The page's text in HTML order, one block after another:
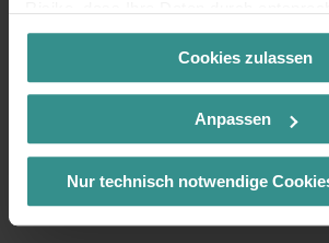
Anordnungen gegenüber den
Meta) dem Zugriff durch US-Behörden
Überwachungszwecken unterliegen
wirksamen Rechtsbehelfe zur
Ihrem Klick auf „Cookies (inkl. US-
von Drittanbietern (auch in den USA)
Cookies zulassen
Anpassen
Nur technisch notwendige
Kontakt & Service
info@mbn-tourismus.at